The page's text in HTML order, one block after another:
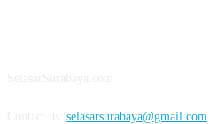
selasarsurabaya@gmail.com